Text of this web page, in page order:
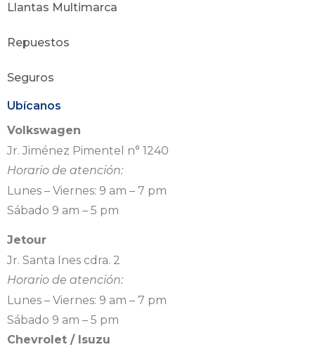
Llantas Multimarca
Repuestos
Seguros
Ubícanos
Volkswagen
Jr. Jiménez Pimentel n° 1240
Horario de atención:
Lunes – Viernes: 9 am – 7 pm
Sábado 9 am – 5 pm
Jetour
Jr. Santa Ines cdra. 2
Horario de atención:
Lunes – Viernes: 9 am – 7 pm
Sábado 9 am – 5 pm
Chevrolet / Isuzu